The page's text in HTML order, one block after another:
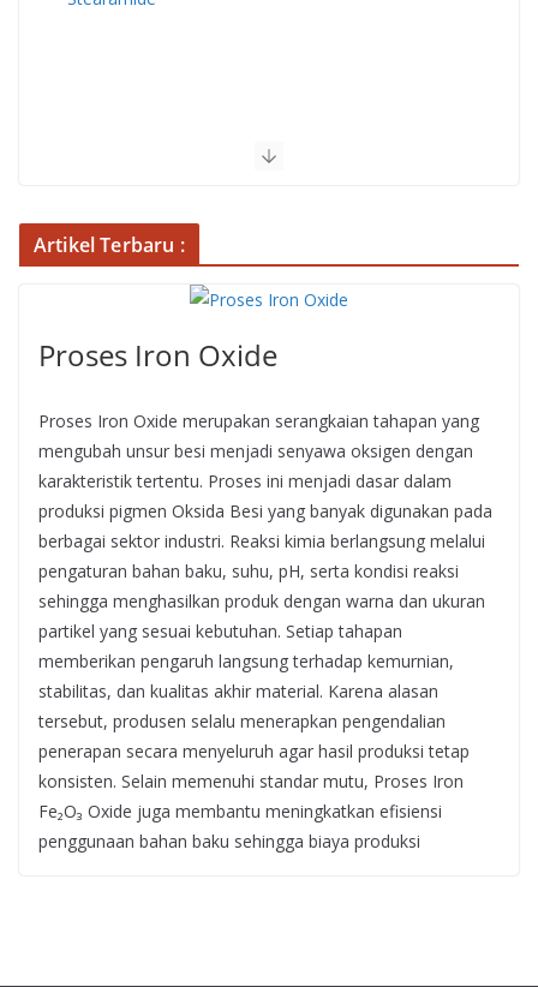
Artikel Terbaru :
Proses Iron Oxide
Proses Iron Oxide merupakan serangkaian tahapan yang
mengubah unsur besi menjadi senyawa oksigen dengan
karakteristik tertentu. Proses ini menjadi dasar dalam
produksi pigmen Oksida Besi yang banyak digunakan pada
berbagai sektor industri. Reaksi kimia berlangsung melalui
pengaturan bahan baku, suhu, pH, serta kondisi reaksi
sehingga menghasilkan produk dengan warna dan ukuran
partikel yang sesuai kebutuhan. Setiap tahapan
memberikan pengaruh langsung terhadap kemurnian,
stabilitas, dan kualitas akhir material. Karena alasan
tersebut, produsen selalu menerapkan pengendalian
penerapan secara menyeluruh agar hasil produksi tetap
konsisten. Selain memenuhi standar mutu, Proses Iron
Fe₂O₃ Oxide juga membantu meningkatkan efisiensi
penggunaan bahan baku sehingga biaya produksi